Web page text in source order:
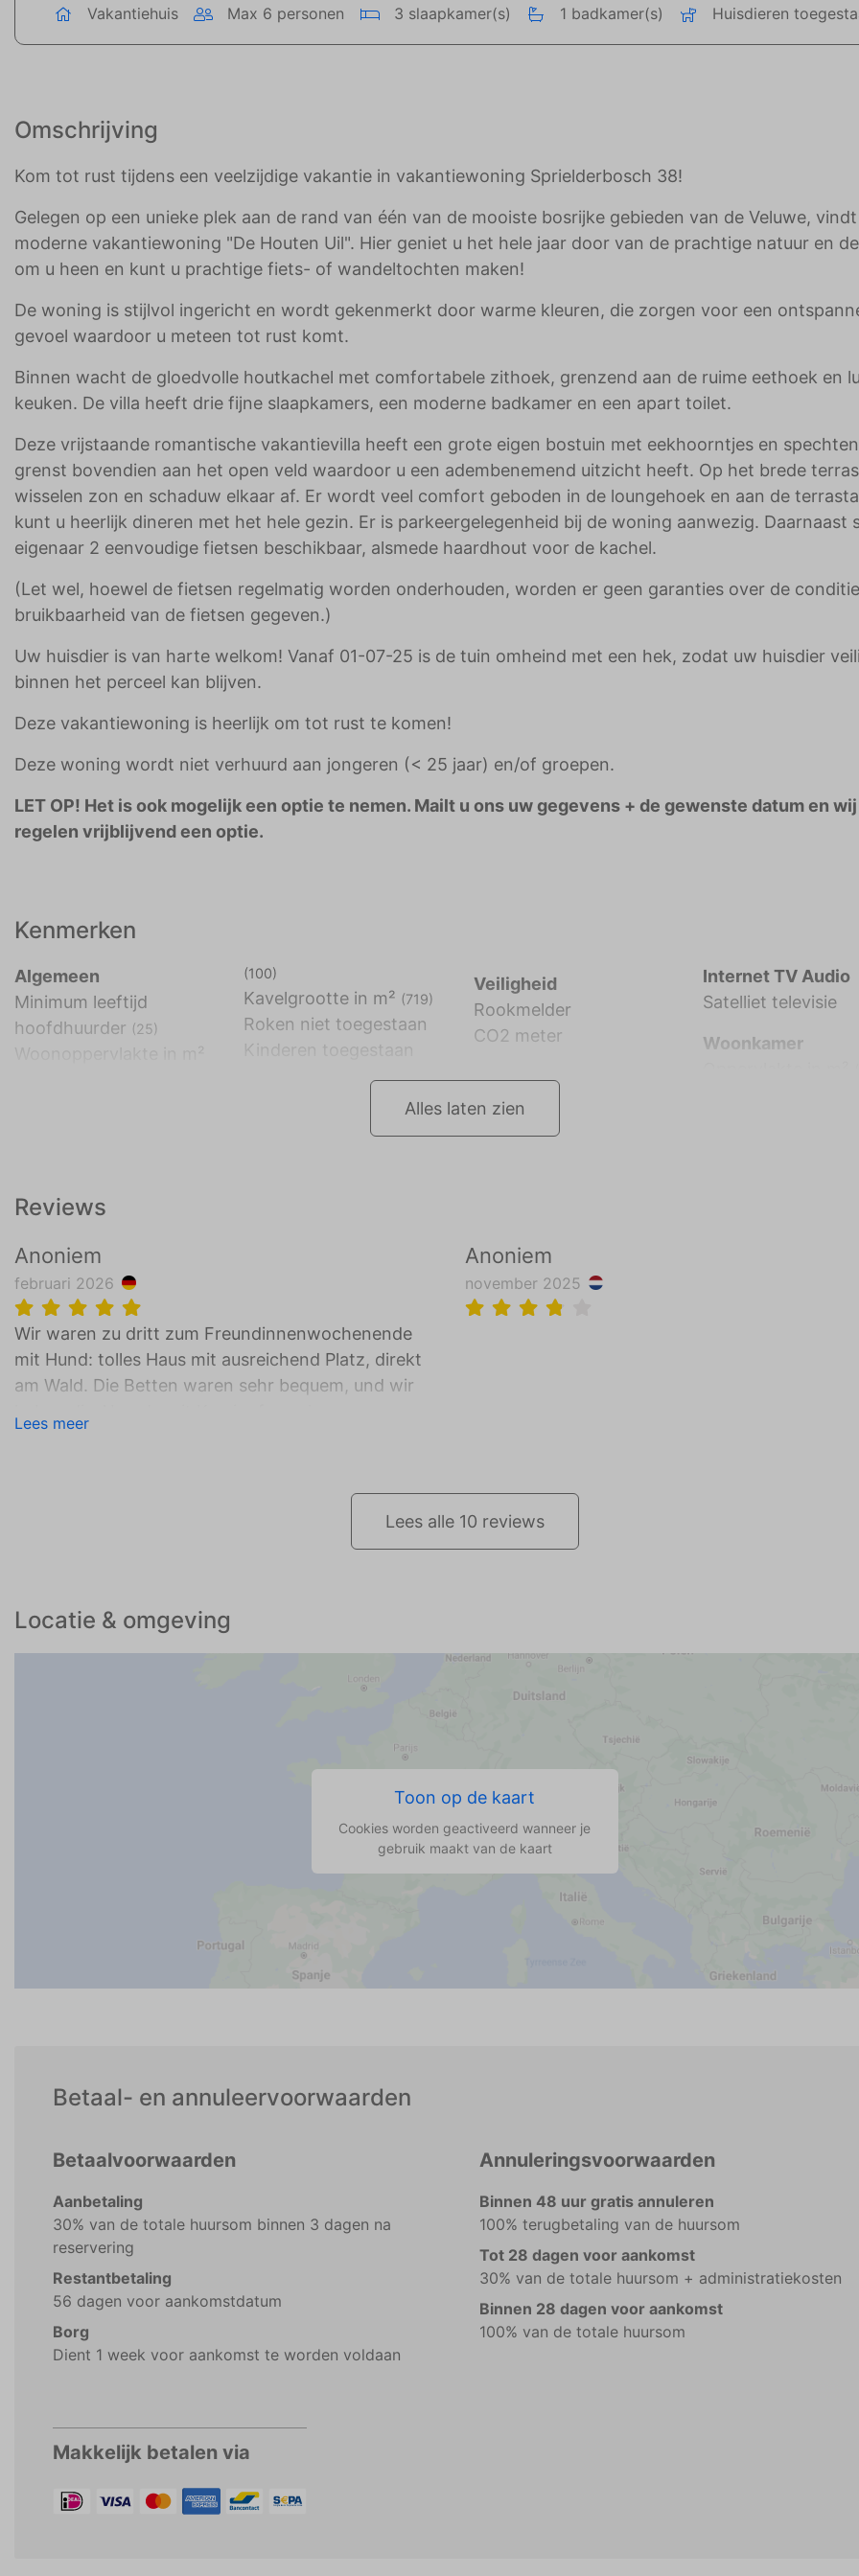
Vakantiehuis Max 6 personen 3 slaapkamer(s) 1 badkamer(s) Huisdieren
Omschrijving
Kom tot rust tijdens een veelzijdige vakantie in vakantiewoning Sprielderbosch 38!
Gelegen op een unieke plek aan de rand van één van de mooiste bosrijke gebieden van de Veluwe,
moderne vakantiewoning "De Houten Uil". Hier geniet u het hele jaar door van de prachtige natuur en
om u heen en kunt u prachtige fiets- of wandeltochten maken!
De woning is stijlvol ingericht en wordt gekenmerkt door warme kleuren, die zorgen voor een
gevoel waardoor u meteen tot rust komt.
Binnen wacht de gloedvolle houtkachel met comfortabele zithoek, grenzend aan de ruime eethoek en
keuken. De villa heeft drie fijne slaapkamers, een moderne badkamer en een apart toilet.
Deze vrijstaande romantische vakantievilla heeft een grote eigen bostuin met eekhoorntjes en
grenst bovendien aan het open veld waardoor u een adembenemend uitzicht heeft. Op het brede terras
wisselen zon en schaduw elkaar af. Er wordt veel comfort geboden in de loungehoek en aan de
kunt u heerlijk dineren met het hele gezin. Er is parkeergelegenheid bij de woning aanwezig. Daarnaast
eigenaar 2 eenvoudige fietsen beschikbaar, alsmede haardhout voor de kachel.
(Let wel, hoewel de fietsen regelmatig worden onderhouden, worden er geen garanties over de
bruikbaarheid van de fietsen gegeven.)
Uw huisdier is van harte welkom! Vanaf 01-07-25 is de tuin omheind met een hek, zodat uw huisdier
binnen het perceel kan blijven.
Deze vakantiewoning is heerlijk om tot rust te komen!
Deze woning wordt niet verhuurd aan jongeren (< 25 jaar) en/of groepen.
LET OP! Het is ook mogelijk een optie te nemen. Mailt u ons uw gegevens + de gewenste datum en wij
regelen vrijblijvend een optie.
Kenmerken
Algemeen
Minimum leeftijd
hoofdhuurder (25)
(100)
Kavelgrootte in m² (719)
Roken niet toegestaan
Kinderen toegestaan
Veiligheid
Rookmelder
CO2 meter
Internet TV Audio
Satelliet televisie
Woonkamer
Alles laten zien
Reviews
Anoniem
februari 2026
Wir waren zu dritt zum Freundinnenwochenende
mit Hund: tolles Haus mit ausreichend Platz, direkt
am Wald. Die Betten waren sehr bequem, und wir
Lees meer
Anoniem
november 2025
Lees alle 10 reviews
Locatie & omgeving
Toon op de kaart
Cookies worden geactiveerd wanneer je
gebruik maakt van de kaart
Betaal- en annuleervoorwaarden
Betaalvoorwaarden
Aanbetaling
30% van de totale huursom binnen 3 dagen na
reservering
Restantbetaling
56 dagen voor aankomstdatum
Borg
Dient 1 week voor aankomst te worden voldaan
Annuleringsvoorwaarden
Binnen 48 uur gratis annuleren
100% terugbetaling van de huursom
Tot 28 dagen voor aankomst
30% van de totale huursom + administratiekosten
Binnen 28 dagen voor aankomst
100% van de totale huursom
Makkelijk betalen via
adverteerders.